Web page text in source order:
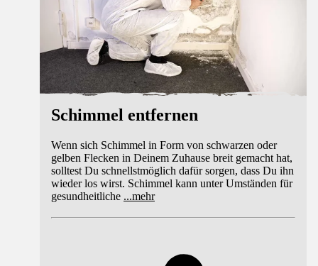
Schimmel entfernen
Wenn sich Schimmel in Form von schwarzen oder
gelben Flecken in Deinem Zuhause breit gemacht hat,
solltest Du schnellstmöglich dafür sorgen, dass Du ihn
wieder los wirst. Schimmel kann unter Umständen für
gesundheitliche ...mehr